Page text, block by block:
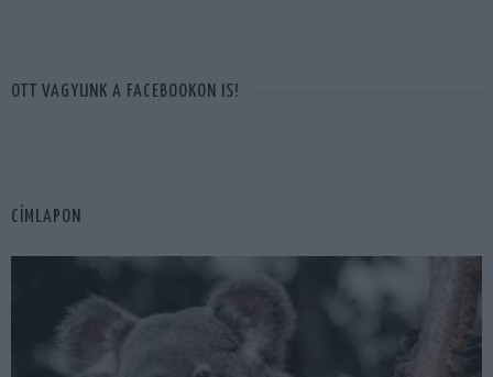
OTT VAGYUNK A FACEBOOKON IS!
CÍMLAPON